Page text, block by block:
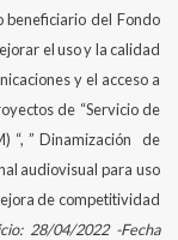
beneficiario del Fondo
el uso y la calidad
y el acceso a
de “Servicio de
“, ” Dinamización de
audiovisual para uso
de competitividad
28/04/2022 -Fecha